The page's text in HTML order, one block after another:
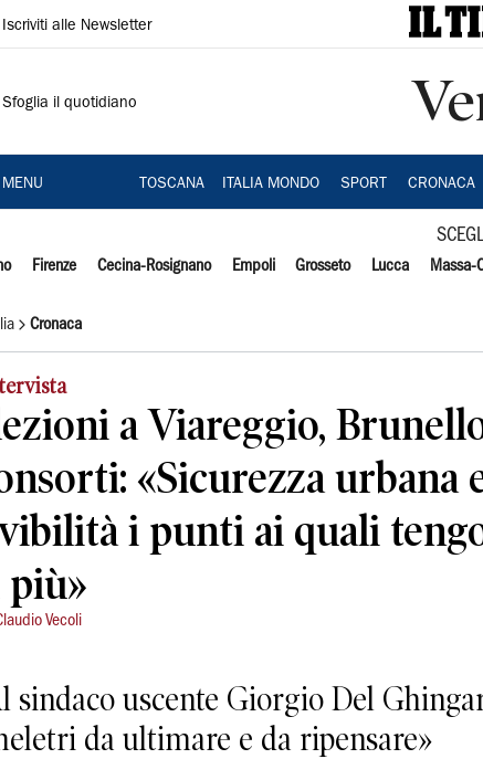
Iscriviti alle Newsletter
Sfoglia il quotidiano
MENU TOSCANA ITALIA MONDO SPORT CRONACA
Firenze Cecina-Rosignano Empoli Grosseto Lucca Massa-
Cronaca
a Viareggio,
«Sicurezza urbana
i punti ai quali
più»
Vecoli
sindaco uscente Giorgio Del
da ultimare e da ripensare»